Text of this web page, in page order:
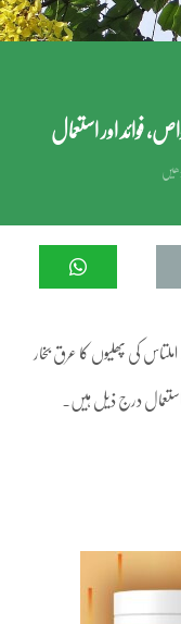
کی پھلیوں کا عرق بخار
درج ذیل ہیں۔